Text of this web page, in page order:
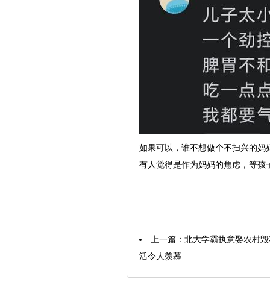
如果可以，谁不想做个不扫兴的
有人觉得是作为妈妈的焦虑，等
上一篇： 北大学霸执意娶农村
活令人羡慕